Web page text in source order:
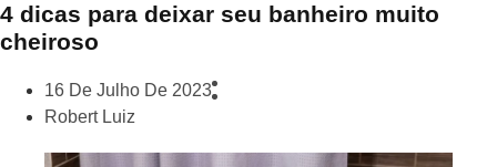
4 dicas para deixar seu banheiro muito
cheiroso
16 De Julho De 2023
Robert Luiz